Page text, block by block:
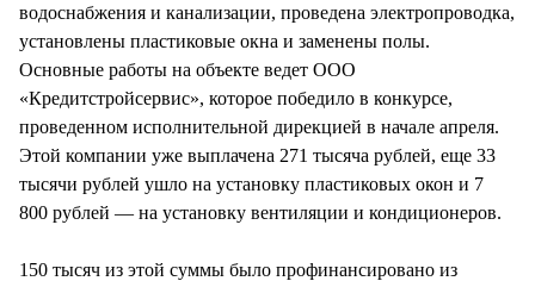
водоснабжения и канализации, проведена электропроводка,
установлены пластиковые окна и заменены полы.
Основные работы на объекте ведет ООО
«Кредитстройсервис», которое победило в конкурсе,
проведенном исполнительной дирекцией в начале апреля.
Этой компании уже выплачена 271 тысяча рублей, еще 33
тысячи рублей ушло на установку пластиковых окон и 7
800 рублей — на установку вентиляции и кондиционеров.
150 тысяч из этой суммы было профинансировано из